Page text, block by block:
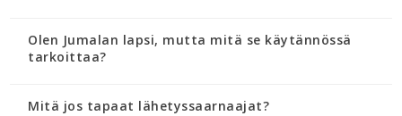
Olen Jumalan lapsi, mutta mitä se käytännössä
tarkoittaa?
Mitä jos tapaat lähetyssaarnaajat?